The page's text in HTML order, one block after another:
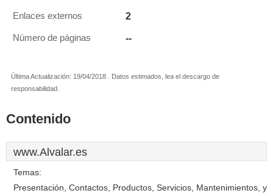
Enlaces externos 2
Número de páginas --
Última Actualización: 19/04/2018 . Datos estimados, lea el descargo de
responsabilidad.
Contenido
www.Alvalar.es
Temas:
Presentación, Contactos, Productos, Servicios, Mantenimientos, y